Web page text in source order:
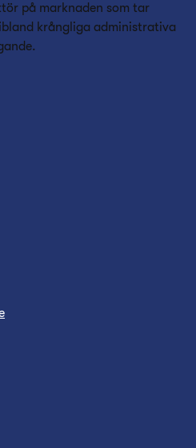
på marknaden som tar
krångliga administrativa